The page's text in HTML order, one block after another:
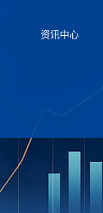
资讯中心